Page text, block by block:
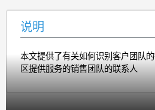
说明
本文提供了有关如何识别客户团队
区提供服务的销售团队的联系人